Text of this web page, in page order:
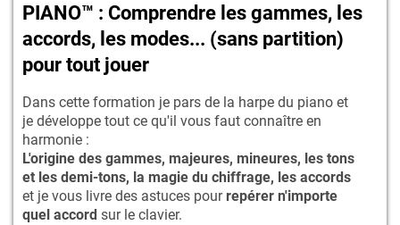
PIANO™ : Comprendre les gammes, les
accords, les modes... (sans partition)
pour tout jouer
Dans cette formation je pars de la harpe du piano et
je développe tout ce qu'il vous faut connaître en
harmonie :
L'origine des gammes, majeures, mineures, les tons
et les demi-tons, la magie du chiffrage, les accords
et je vous livre des astuces pour repérer n'importe
quel accord sur le clavier.